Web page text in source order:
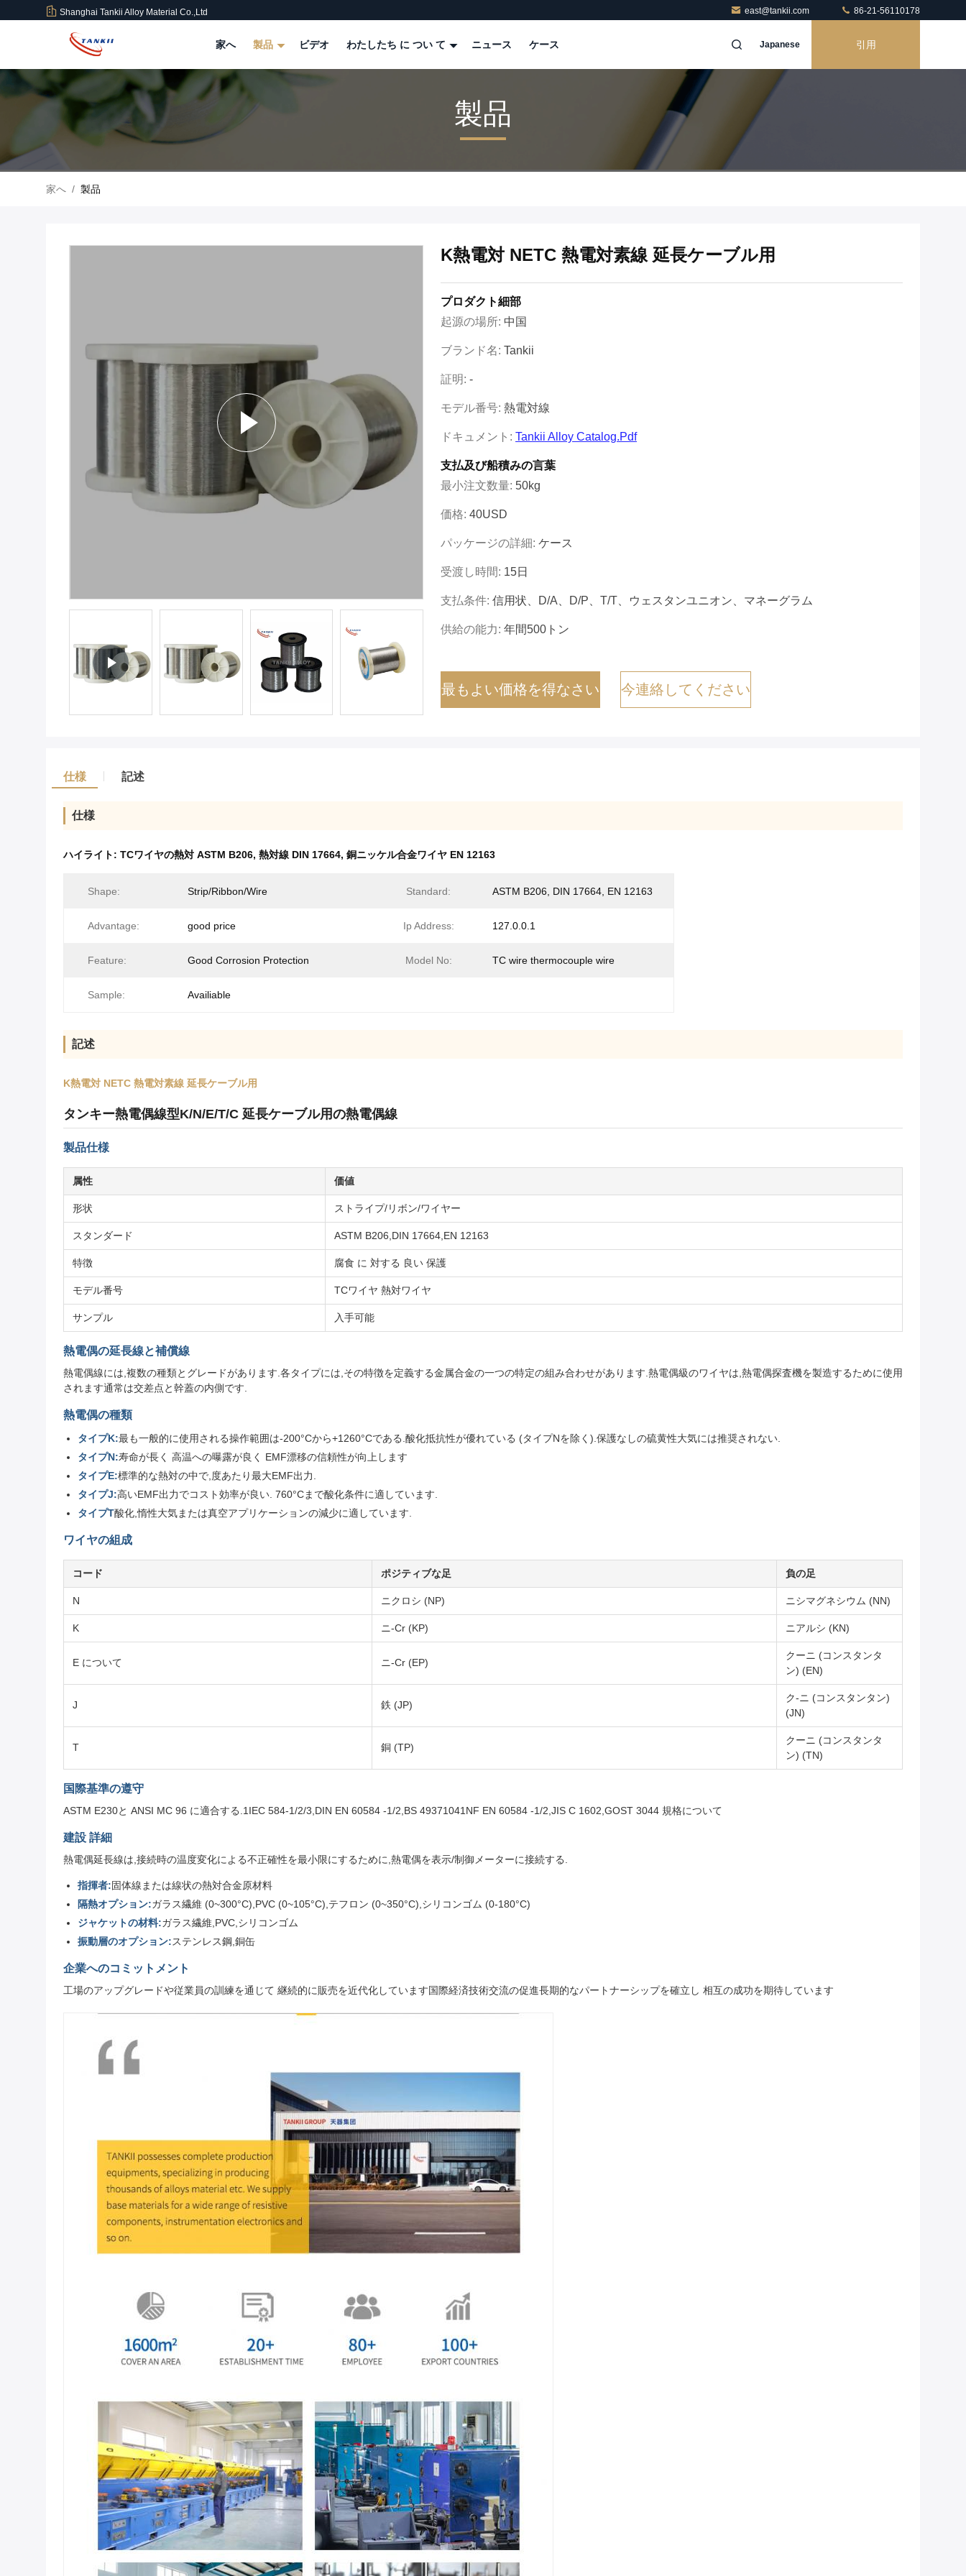
Shanghai Tankii Alloy Material Co.,Ltd east@tankii.com 86-21-56110178
家へ 製品 ビデオ わたしたち に つい て ニュース ケース Japanese 引用
製品
家へ / 製品
K熱電対 NETC 熱電対素線 延長ケーブル用
プロダクト細部
起源の場所: 中国
ブランド名: Tankii
証明: -
モデル番号: 熱電対線
ドキュメント: Tankii Alloy Catalog.pdf
支払及び船積みの言葉
最小注文数量: 50kg
価格: 40USD
パッケージの詳細: ケース
受渡し時間: 15日
支払条件: 信用状、D/A、D/P、T/T、ウェスタンユニオン、マネーグラム
供給の能力: 年間500トン
最もよい価格を得なさい 今連絡してください
仕様 記述
仕様
ハイライト: TCワイヤの熱対 ASTM B206, 熱対線 DIN 17664, 銅ニッケル合金ワイヤ EN 12163
Shape: Strip/Ribbon/Wire Standard: ASTM B206, DIN 17664, EN 12163
Advantage: good price Ip Address: 127.0.0.1
Feature: Good Corrosion Protection Model No: TC wire thermocouple wire
Sample: Availiable
記述
K熱電対 NETC 熱電対素線 延長ケーブル用
タンキー熱電偶線型K/N/E/T/C 延長ケーブル用の熱電偶線
製品仕様
属性 価値
形状 ストライプ/リボン/ワイヤー
スタンダード ASTM B206,DIN 17664,EN 12163
特徴 腐食 に 対する 良い 保護
モデル番号 TCワイヤ 熱対ワイヤ
サンプル 入手可能
熱電偶の延長線と補償線
熱電偶線には,複数の種類とグレードがあります.各タイプには,その特徴を定義する金属合金の一つの特定の組み合わせがあります.熱電偶級のワイヤは,熱電偶探査機を製造するために使用
されます通常は交差点と幹蓋の内側です.
熱電偶の種類
タイプK:最も一般的に使用される操作範囲は-200°Cから+1260°Cである.酸化抵抗性が優れている (タイプNを除く).保護なしの硫黄性大気には推奨されない.
タイプN:寿命が長く 高温への曝露が良く EMF漂移の信頼性が向上します
タイプE:標準的な熱対の中で,度あたり最大EMF出力.
タイプJ:高いEMF出力でコスト効率が良い. 760°Cまで酸化条件に適しています.
タイプT酸化,惰性大気または真空アプリケーションの減少に適しています.
ワイヤの組成
コード ポジティブな足 負の足
N ニクロシ (NP) ニシマグネシウム (NN)
K ニ-Cr (KP) ニアルシ (KN)
E について ニ-Cr (EP)
クーニ (コンスタンタ
ン) (EN)
J 鉄 (JP)
ク-ニ (コンスタンタン)
(JN)
T 銅 (TP)
クーニ (コンスタンタ
ン) (TN)
国際基準の遵守
ASTM E230と ANSI MC 96 に適合する.1IEC 584-1/2/3,DIN EN 60584 -1/2,BS 49371041NF EN 60584 -1/2,JIS C 1602,GOST 3044 規格について
建設 詳細
熱電偶延長線は,接続時の温度変化による不正確性を最小限にするために,熱電偶を表示/制御メーターに接続する.
指揮者:固体線または線状の熱対合金原材料
隔熱オプション:ガラス繊維 (0~300°C),PVC (0~105°C),テフロン (0~350°C),シリコンゴム (0-180°C)
ジャケットの材料:ガラス繊維,PVC,シリコンゴム
振動層のオプション:ステンレス鋼,銅缶
企業へのコミットメント
工場のアップグレードや従業員の訓練を通じて 継続的に販売を近代化しています国際経済技術交流の促進長期的なパートナーシップを確立し 相互の成功を期待しています